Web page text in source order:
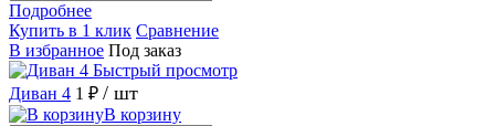
Подробнее
Купить в 1 клик Сравнение
В избранное Под заказ
Быстрый просмотр
Диван 4 1 ₽ / шт
В корзину